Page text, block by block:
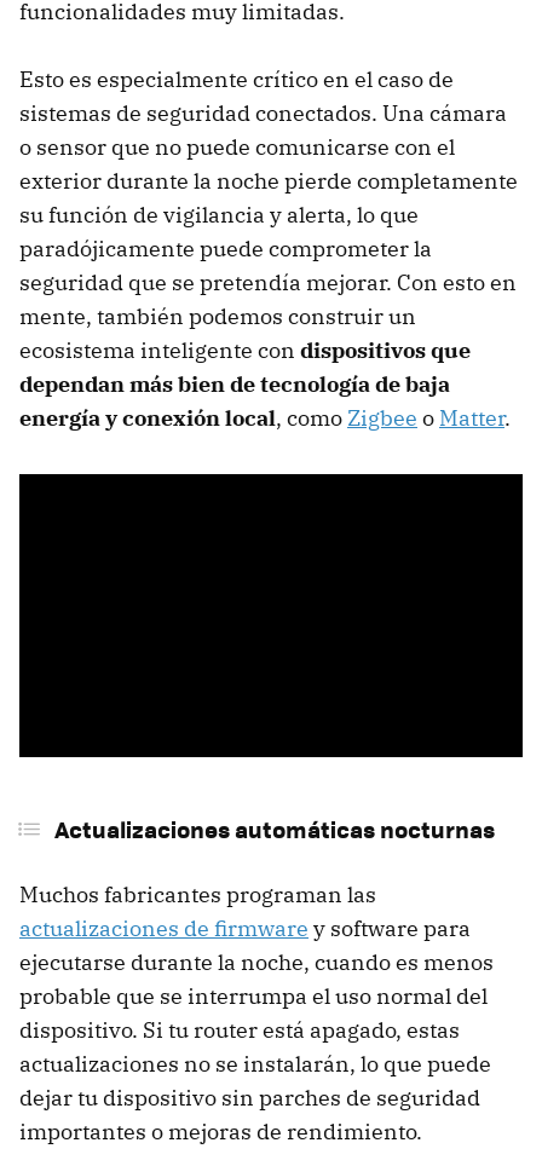
funcionalidades muy limitadas.
Esto es especialmente crítico en el caso de
sistemas de seguridad conectados. Una cámara
o sensor que no puede comunicarse con el
exterior durante la noche pierde completamente
su función de vigilancia y alerta, lo que
paradójicamente puede comprometer la
seguridad que se pretendía mejorar. Con esto en
mente, también podemos construir un
ecosistema inteligente con dispositivos que
dependan más bien de tecnología de baja
energía y conexión local, como Zigbee o Matter.
Actualizaciones automáticas nocturnas
Muchos fabricantes programan las
actualizaciones de firmware y software para
ejecutarse durante la noche, cuando es menos
probable que se interrumpa el uso normal del
dispositivo. Si tu router está apagado, estas
actualizaciones no se instalarán, lo que puede
dejar tu dispositivo sin parches de seguridad
importantes o mejoras de rendimiento.